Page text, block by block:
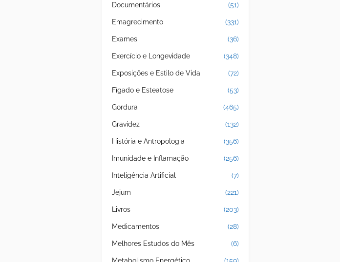
Documentários (51)
Emagrecimento (331)
Exames (36)
Exercício e Longevidade (348)
Exposições e Estilo de Vida (72)
Fígado e Esteatose (53)
Gordura (465)
Gravidez (132)
História e Antropologia (356)
Imunidade e Inflamação (256)
Inteligência Artificial (7)
Jejum (221)
Livros (203)
Medicamentos (28)
Melhores Estudos do Mês (6)